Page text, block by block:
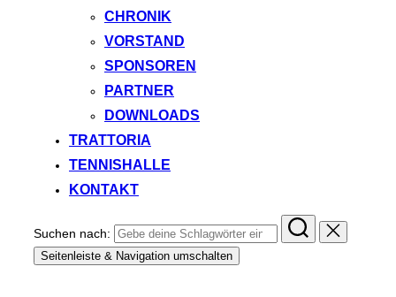
CHRONIK
VORSTAND
SPONSOREN
PARTNER
DOWNLOADS
TRATTORIA
TENNISHALLE
KONTAKT
Suchen nach:
Seitenleiste & Navigation umschalten